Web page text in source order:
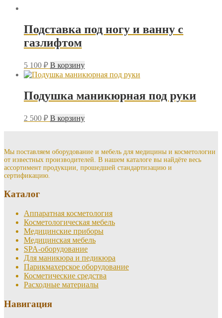
Подставка под ногу и ванну с
газлифтом
5 100 ₽ В корзину
Подушка маникюрная под руки
2 500 ₽ В корзину
Мы поставляем оборудование и мебель для медицины и косметологии
от известных производителей. В нашем каталоге вы найдёте весь
ассортимент продукции, прошедшей стандартизацию и
сертификацию.
Каталог
Аппаратная косметология
Косметологическая мебель
Медицинские приборы
Медицинская мебель
SPA-оборудование
Для маникюра и педикюра
Парикмахерское оборудование
Косметические средства
Расходные материалы
Навигация